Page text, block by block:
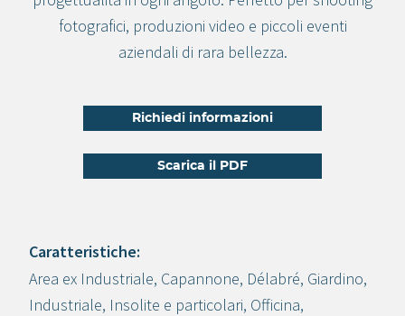
fotografici, produzioni video e piccoli eventi
aziendali di rara bellezza.
Richiedi informazioni
Scarica il PDF
Crea progetto
Caratteristiche:
Area ex Industriale, Capannone, Délabré, Giardino,
Industriale, Insolite e particolari, Officina,